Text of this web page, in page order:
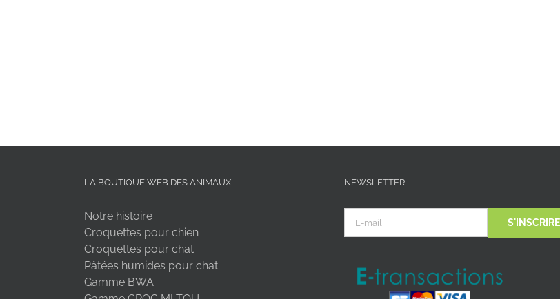
LA BOUTIQUE WEB DES ANIMAUX
Notre histoire
Croquettes pour chien
Croquettes pour chat
Pâtées humides pour chat
Gamme BWA
NEWSLETTER